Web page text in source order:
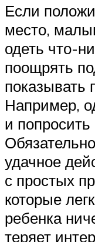
Если
место,
одеть что-
поощрять
показывать
Например,
и
удачное
с простых
которые
ребенка
теряет